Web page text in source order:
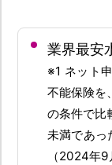
業界最安
※1 ネット
不能保険を
の条件で比
未満であっ
（2024年9